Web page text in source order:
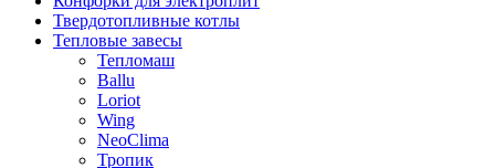
Твердотопливные котлы
Тепловые завесы
Тепломаш
Ballu
Loriot
Wing
NeoClima
Тропик